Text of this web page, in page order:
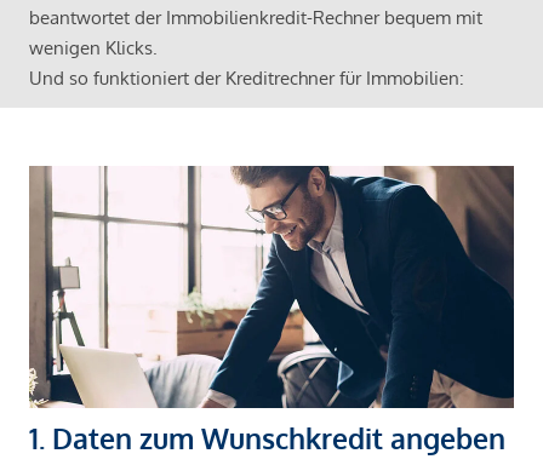
beantwortet der Immobilienkredit-Rechner bequem mit
wenigen Klicks.
Und so funktioniert der Kreditrechner für Immobilien:
1. Daten zum Wunschkredit angeben